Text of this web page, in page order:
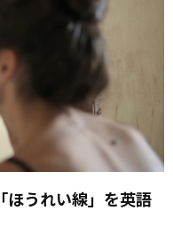
ほうれい線」を英語